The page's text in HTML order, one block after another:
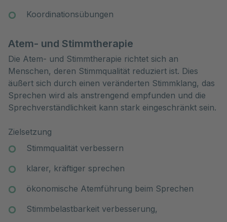
Koordinationsübungen
Atem- und Stimmtherapie
Die Atem- und Stimmtherapie richtet sich an
Menschen, deren Stimmqualität reduziert ist. Dies
äußert sich durch einen veränderten Stimmklang, das
Sprechen wird als anstrengend empfunden und die
Sprechverständlichkeit kann stark eingeschränkt sein.
Zielsetzung
Stimmqualität verbessern
klarer, kräftiger sprechen
ökonomische Atemführung beim Sprechen
Stimmbelastbarkeit verbesserung,